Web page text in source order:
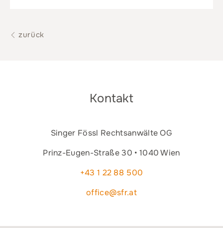
zurück
Kontakt
Singer Fössl Rechtsanwälte OG
Prinz-Eugen-Straße 30 • 1040 Wien
+43 1 22 88 500
office@sfr.at